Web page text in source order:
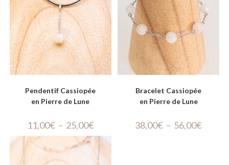
Pendentif Cassiopée
en Pierre de Lune
11,00€ – 25,00€
Bracelet Cassiopée
en Pierre de Lune
38,00€ – 56,00€